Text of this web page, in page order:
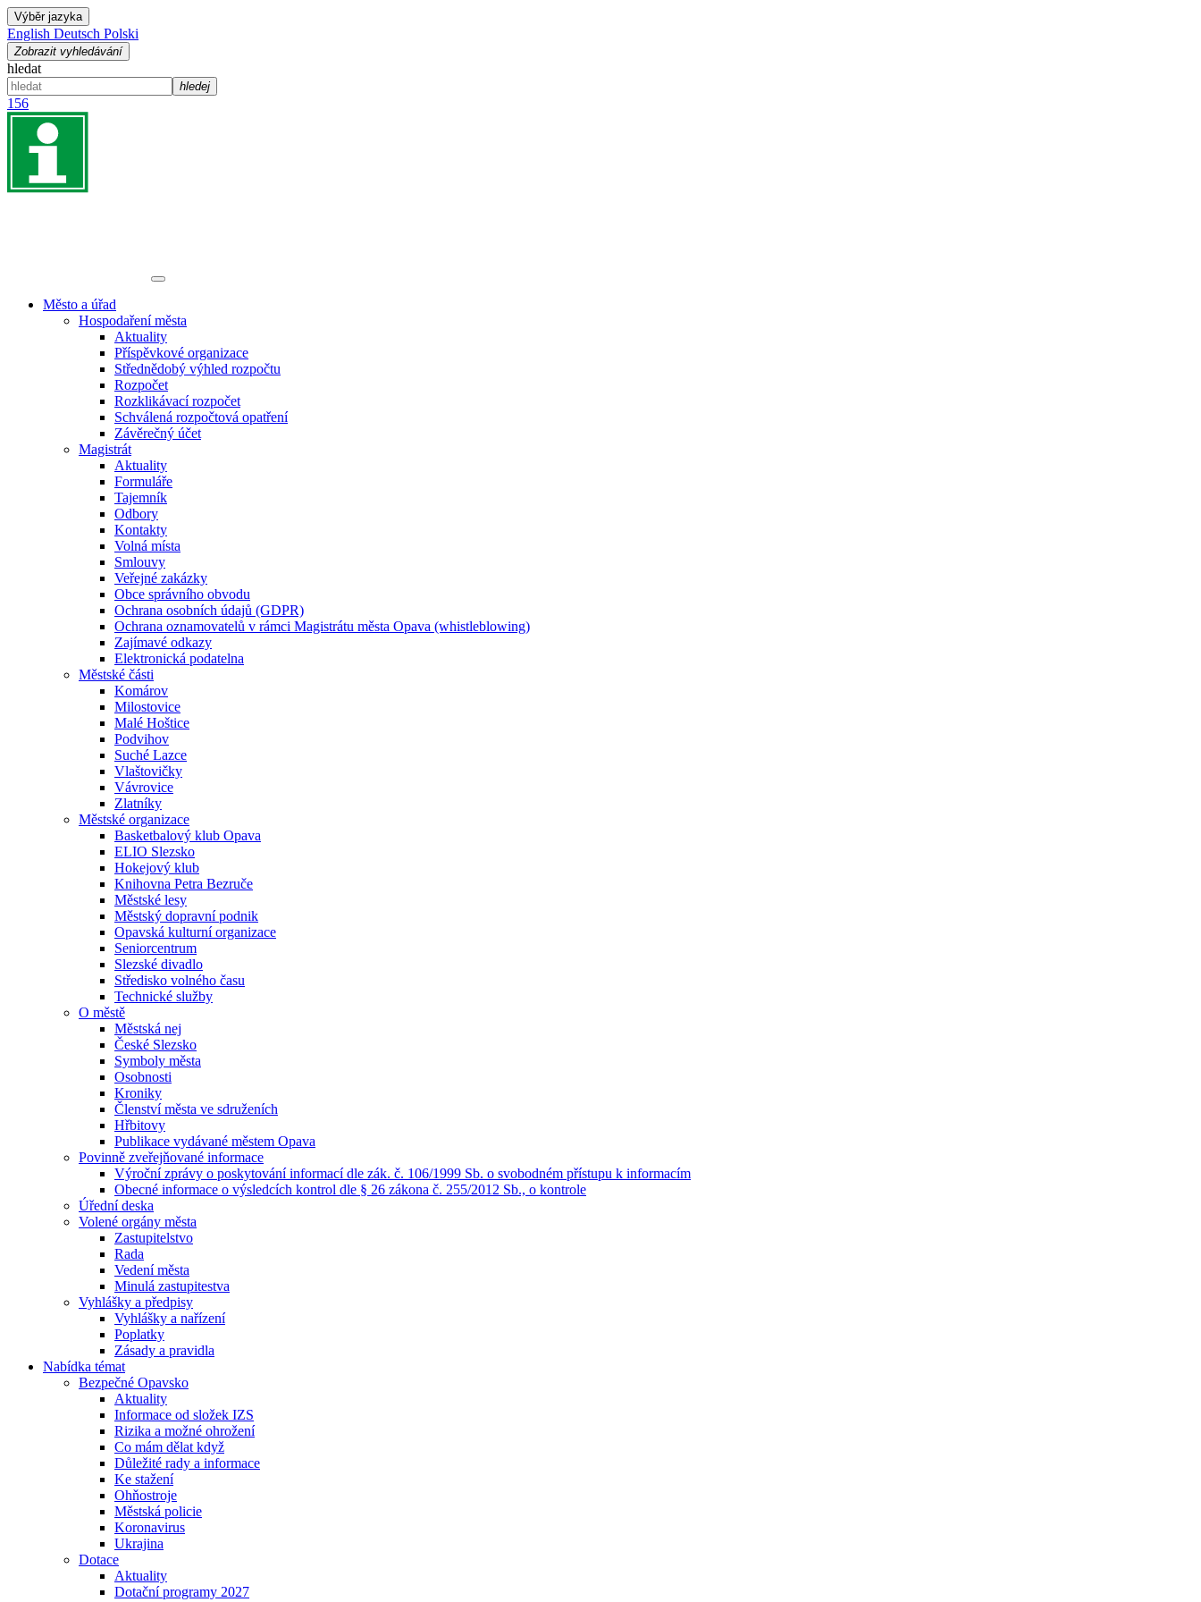
Výběr jazyka
English Deutsch Polski
Zobrazit vyhledávání
hledat
hledej
156
Město a úřad
Hospodaření města
Aktuality
Příspěvkové organizace
Střednědobý výhled rozpočtu
Rozpočet
Rozklikávací rozpočet
Schválená rozpočtová opatření
Závěrečný účet
Magistrát
Aktuality
Formuláře
Tajemník
Odbory
Kontakty
Volná místa
Smlouvy
Veřejné zakázky
Obce správního obvodu
Ochrana osobních údajů (GDPR)
Ochrana oznamovatelů v rámci Magistrátu města Opava (whistleblowing)
Zajímavé odkazy
Elektronická podatelna
Městské části
Komárov
Milostovice
Malé Hoštice
Podvihov
Suché Lazce
Vlaštovičky
Vávrovice
Zlatníky
Městské organizace
Basketbalový klub Opava
ELIO Slezsko
Hokejový klub
Knihovna Petra Bezruče
Městské lesy
Městský dopravní podnik
Opavská kulturní organizace
Seniorcentrum
Slezské divadlo
Středisko volného času
Technické služby
O městě
Městská nej
České Slezsko
Symboly města
Osobnosti
Kroniky
Členství města ve sdruženích
Hřbitovy
Publikace vydávané městem Opava
Povinně zveřejňované informace
Výroční zprávy o poskytování informací dle zák. č. 106/1999 Sb. o svobodném přístupu k informacím
Obecné informace o výsledcích kontrol dle § 26 zákona č. 255/2012 Sb., o kontrole
Úřední deska
Volené orgány města
Zastupitelstvo
Rada
Vedení města
Minulá zastupitestva
Vyhlášky a předpisy
Vyhlášky a nařízení
Poplatky
Zásady a pravidla
Nabídka témat
Bezpečné Opavsko
Aktuality
Informace od složek IZS
Rizika a možné ohrožení
Co mám dělat když
Důležité rady a informace
Ke stažení
Ohňostroje
Městská policie
Koronavirus
Ukrajina
Dotace
Aktuality
Dotační programy 2027